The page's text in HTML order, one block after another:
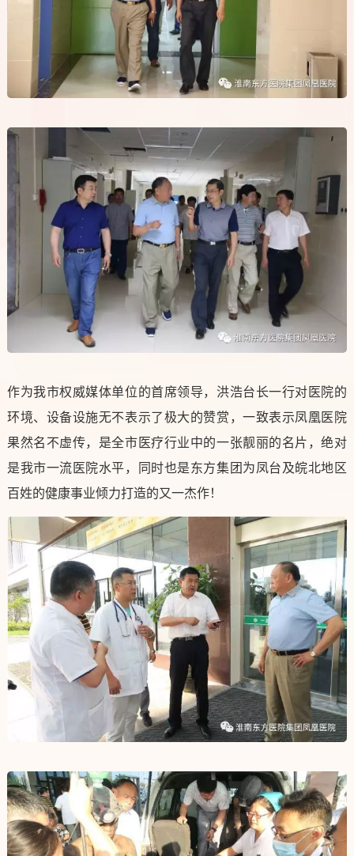
作为我市权威媒体单位的首席领导，洪浩台长一行对医院的
环境、设备设施无不表示了极大的赞赏，一致表示凤凰医院
果然名不虚传，是全市医疗行业中的一张靓丽的名片，绝对
是我市一流医院水平，同时也是东方集团为凤台及皖北地区
百姓的健康事业倾力打造的又一杰作！